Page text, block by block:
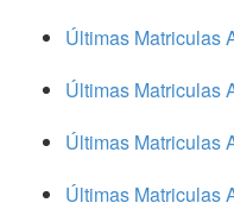
Últimas Matriculas
Últimas Matriculas
Últimas Matriculas
Últimas Matriculas